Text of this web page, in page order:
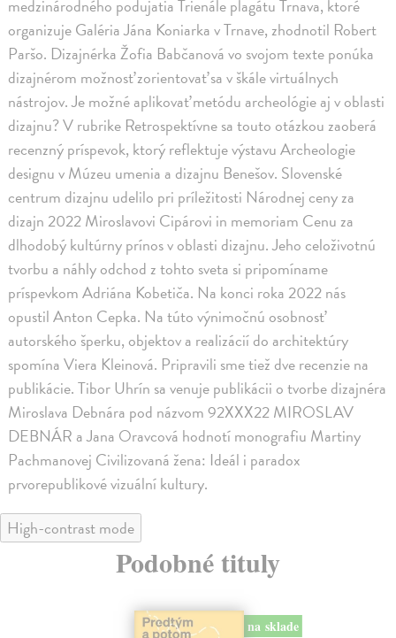
medzinárodného podujatia Trienále plagátu Trnava, ktoré
organizuje Galéria Jána Koniarka v Trnave, zhodnotil Robert
Paršo. Dizajnérka Žofia Babčanová vo svojom texte ponúka
dizajnérom možnosť zorientovať sa v škále virtuálnych
nástrojov. Je možné aplikovať metódu archeológie aj v oblasti
dizajnu? V rubrike Retrospektívne sa touto otázkou zaoberá
recenzný príspevok, ktorý reflektuje výstavu Archeologie
designu v Múzeu umenia a dizajnu Benešov. Slovenské
centrum dizajnu udelilo pri príležitosti Národnej ceny za
dizajn 2022 Miroslavovi Cipárovi in memoriam Cenu za
dlhodobý kultúrny prínos v oblasti dizajnu. Jeho celoživotnú
tvorbu a náhly odchod z tohto sveta si pripomíname
príspevkom Adriána Kobetiča. Na konci roka 2022 nás
opustil Anton Cepka. Na túto výnimočnú osobnosť
autorského šperku, objektov a realizácií do architektúry
spomína Viera Kleinová. Pripravili sme tiež dve recenzie na
publikácie. Tibor Uhrín sa venuje publikácii o tvorbe dizajnéra
Miroslava Debnára pod názvom 92XXX22 MIROSLAV
DEBNÁR a Jana Oravcová hodnotí monografiu Martiny
Pachmanovej Civilizovaná žena: Ideál i paradox
prvorepublikové vizuální kultury.
High-contrast mode
Podobné tituly